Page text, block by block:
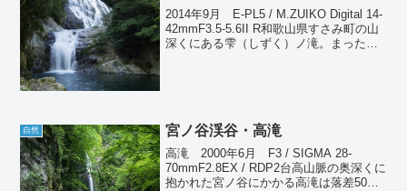
2014年9月 E-PL5 / M.ZUIKO Digital 14-
42mmF3.5-5.6II R和歌山県すさみ町の山
深くにある雫（しずく）ノ滝。まったく
自然 宮ノ谷渓谷・高滝
高滝 2000年6月 F3 / SIGMA 28-
70mmF2.8EX / RDP2台高山脈の奥深くに
抱かれた宮ノ谷にかかる高滝は落差50m